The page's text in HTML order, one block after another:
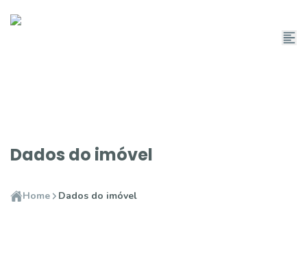
Dados do imóvel
Home Dados do imóvel